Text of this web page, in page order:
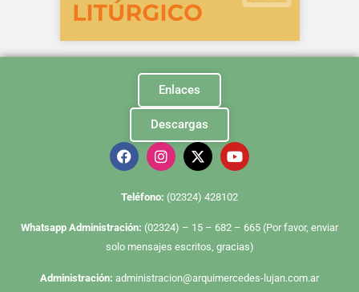
Enlaces
Descargas
Te léfono: (02324) 428102
Whatsapp Administración: (02324) – 15 – 682 – 665 (Por favor, enviar
solo mensajes escritos, gracias)
Administración: administracion@arquimercedes-lujan.com.ar